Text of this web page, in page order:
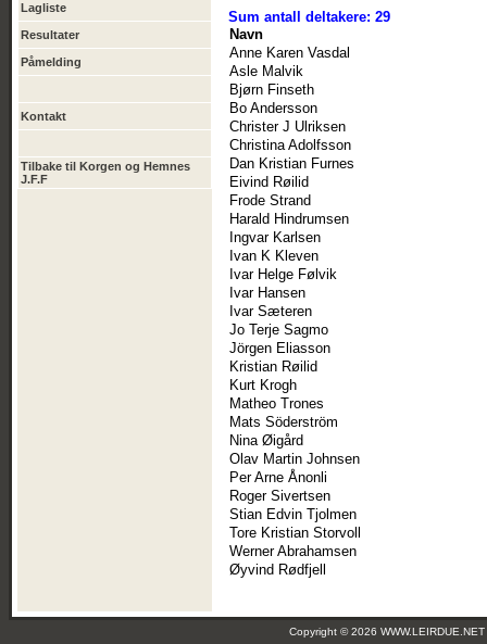
Lagliste
Resultater
Påmelding
Kontakt
Tilbake til Korgen og Hemnes
J.F.F
Sum antall deltakere: 29
Navn
Anne Karen Vasdal
Asle Malvik
Bjørn Finseth
Bo Andersson
Christer J Ulriksen
Christina Adolfsson
Dan Kristian Furnes
Eivind Røilid
Frode Strand
Harald Hindrumsen
Ingvar Karlsen
Ivan K Kleven
Ivar Helge Følvik
Ivar Hansen
Ivar Sæteren
Jo Terje Sagmo
Jörgen Eliasson
Kristian Røilid
Kurt Krogh
Matheo Trones
Mats Söderström
Nina Øigård
Olav Martin Johnsen
Per Arne Ånonli
Roger Sivertsen
Stian Edvin Tjolmen
Tore Kristian Storvoll
Werner Abrahamsen
Øyvind Rødfjell
Copyright © 2026